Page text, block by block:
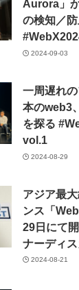
Aurora」
の検知／
2024-09-03
一周遅れ
本のweb3
を探る
vol.1
2024-08-29
アジア最
ンス「
29日にて
ナーディス
2024-08-21